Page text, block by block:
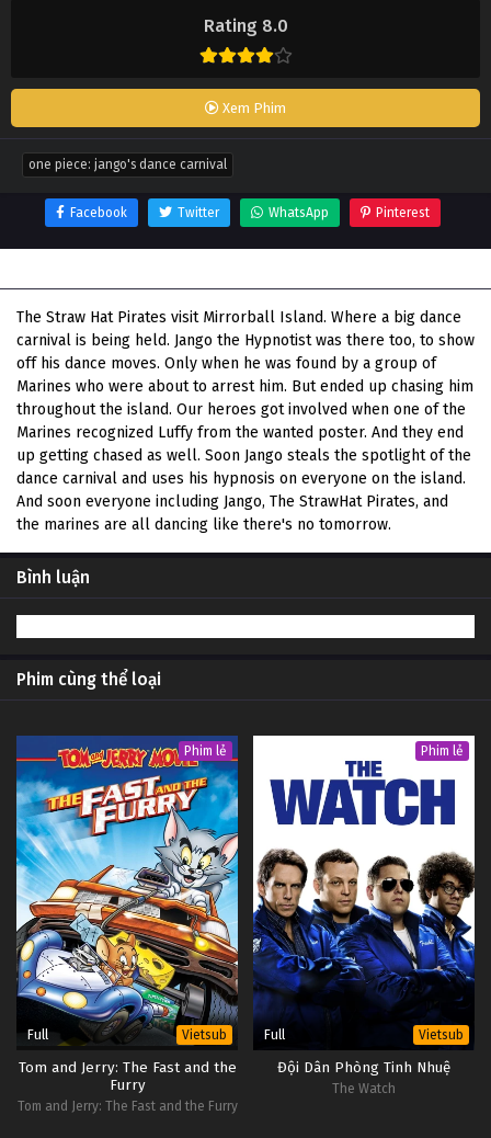
Rating 8.0
Xem Phim
one piece: jango's dance carnival
Facebook Twitter WhatsApp Pinterest
The Straw Hat Pirates visit Mirrorball Island. Where a big dance
carnival is being held. Jango the Hypnotist was there too, to show
off his dance moves. Only when he was found by a group of
Marines who were about to arrest him. But ended up chasing him
throughout the island. Our heroes got involved when one of the
Marines recognized Luffy from the wanted poster. And they end
up getting chased as well. Soon Jango steals the spotlight of the
dance carnival and uses his hypnosis on everyone on the island.
And soon everyone including Jango, The StrawHat Pirates, and
the marines are all dancing like there's no tomorrow.
Bình luận
Phim cùng thể loại
Phim lẻ
Full Vietsub
Tom and Jerry: The Fast and the
Furry
Tom and Jerry: The Fast and the Furry
Phim lẻ
Full Vietsub
Đội Dân Phòng Tinh Nhuệ
The Watch